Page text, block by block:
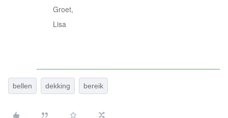
Groet,
Lisa
bellen dekking bereik